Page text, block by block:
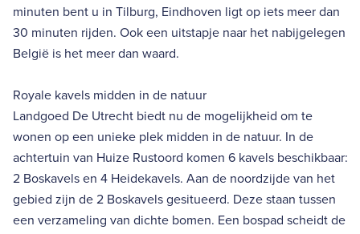
minuten bent u in Tilburg, Eindhoven ligt op iets meer dan
30 minuten rijden. Ook een uitstapje naar het nabijgelegen
België is het meer dan waard.
Royale kavels midden in de natuur
Landgoed De Utrecht biedt nu de mogelijkheid om te
wonen op een unieke plek midden in de natuur. In de
achtertuin van Huize Rustoord komen 6 kavels beschikbaar:
2 Boskavels en 4 Heidekavels. Aan de noordzijde van het
gebied zijn de 2 Boskavels gesitueerd. Deze staan tussen
een verzameling van dichte bomen. Een bospad scheidt de